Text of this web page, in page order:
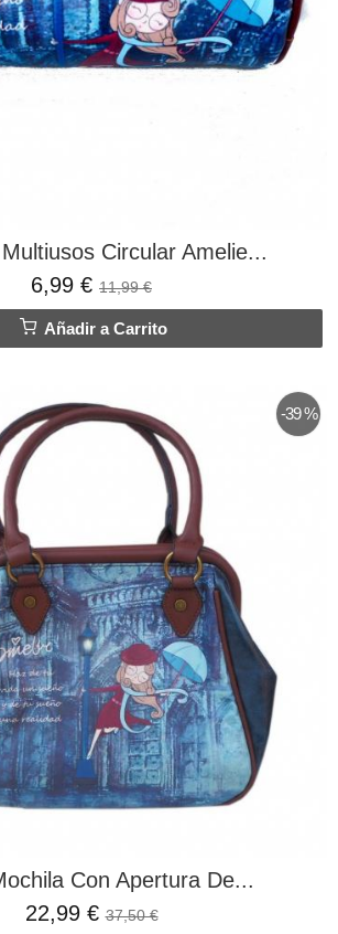
Circular Amelie...
6,99 € 11,99 €
Añadir a Carrito
-39 %
Con Apertura De...
22,99 €37,50 €